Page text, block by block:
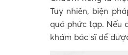
Tuy nhiên, biện
quá phức tạp. Nếu
khám bác sĩ để